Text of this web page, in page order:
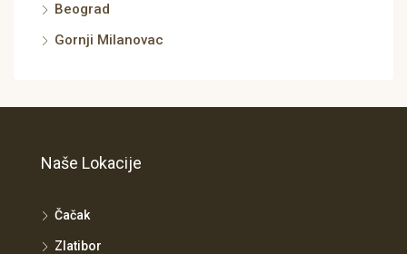
Beograd
Gornji Milanovac
Naše Lokacije
Čačak
Zlatibor